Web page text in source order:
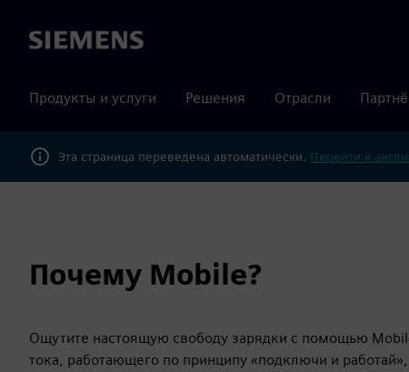
Siemens
Продукты и услуги Решения Отрасли
Эта страница переведена автоматически. Перейти к
Почему Mobile?
Ощутите настоящую свободу зарядки с помощью
тока, работающего по принципу «подключи и